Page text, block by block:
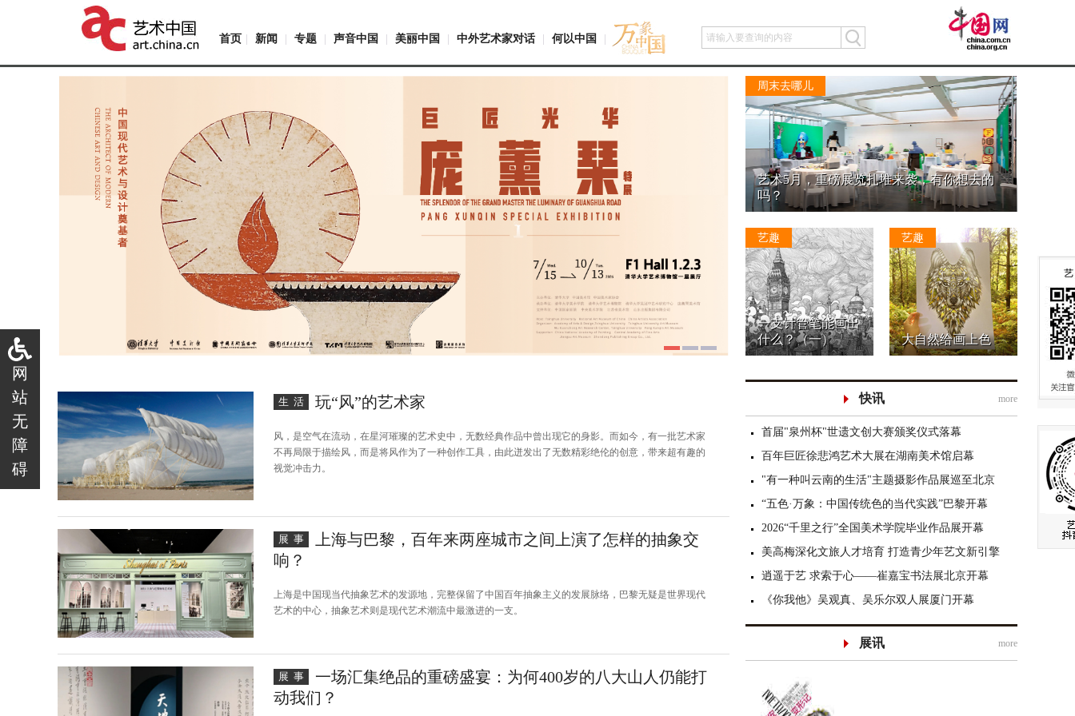
首页 新闻 专题 声音中国 美丽中国 中外艺术家对话 何以中国
周末去哪儿
艺术5月，重磅展览扎堆来袭，有你想去的
吗？
艺趣
一支针管笔能画出
什么？（一）
艺趣
大自然给画上色
生活 玩“风”的艺术家
风，是空气在流动，在星河璀璨的艺术史中，无数经典作品中曾出现它的身影。而如今，有一批艺术家
不再局限于描绘风，而是将风作为了一种创作工具，由此迸发出了无数精彩绝伦的创意，带来超有趣的
视觉冲击力。
展事
上海与巴黎，百年来两座城市之间上演了怎样的抽象交
响？
上海是中国现当代抽象艺术的发源地，完整保留了中国百年抽象主义的发展脉络，巴黎无疑是世界现代
艺术的中心，抽象艺术则是现代艺术潮流中最激进的一支。
展事
一场汇集绝品的重磅盛宴：为何400岁的八大山人仍能打
动我们？
more
快讯
首届"泉州杯"世遗文创大赛颁奖仪式落幕
百年巨匠徐悲鸿艺术大展在湖南美术馆启幕
"有一种叫云南的生活"主题摄影作品展巡至北京
“五色·万象：中国传统色的当代实践”巴黎开幕
2026“千里之行”全国美术学院毕业作品展开幕
美高梅深化文旅人才培育 打造青少年艺文新引擎
逍遥于艺 求索于心——崔嘉宝书法展北京开幕
《你我他》吴观真、吴乐尔双人展厦门开幕
more
展讯
网
站
无
障
碍